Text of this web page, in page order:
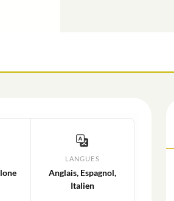
LANGUES
Anglais, Espagnol,
Italien